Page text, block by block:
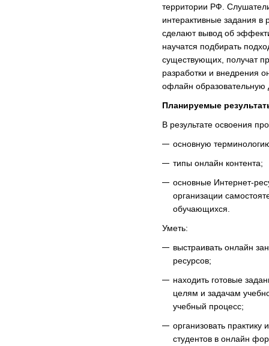
территории РФ.
интерактивные задания
сделают вывод об
научатся подбирать
существующих, получат
разработки и внедрения
офлайн образовательную
Планируемые
В результате освоения
основную
типы онлайн контента;
основные Интернет-
организации
обучающихся.
Уметь:
выстраивать онлайн
ресурсов;
находить готовые
целям и задачам
учебный процесс;
организовать
студентов в онлайн